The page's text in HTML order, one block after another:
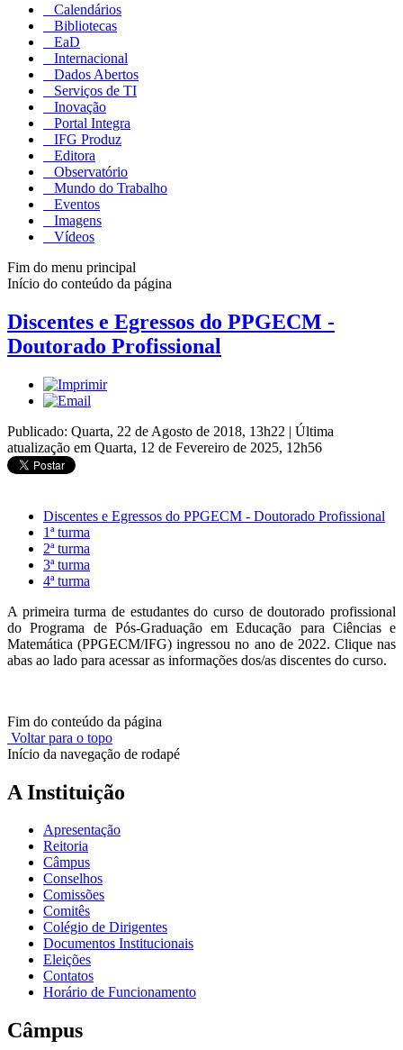
Calendários
Bibliotecas
EaD
Internacional
Dados Abertos
Serviços de TI
Inovação
Portal Integra
IFG Produz
Editora
Observatório
Mundo do Trabalho
Eventos
Imagens
Vídeos
Fim do menu principal
Início do conteúdo da página
Discentes e Egressos do PPGECM -
Doutorado Profissional
Publicado: Quarta, 22 de Agosto de 2018, 13h22 | Última
atualização em Quarta, 12 de Fevereiro de 2025, 12h56
Discentes e Egressos do PPGECM - Doutorado Profissional
1ª turma
2ª turma
3ª turma
4ª turma
A primeira turma de estudantes do curso de doutorado profissional
do Programa de Pós-Graduação em Educação para Ciências e
Matemática (PPGECM/IFG) ingressou no ano de 2022. Clique nas
abas ao lado para acessar as informações dos/as discentes do curso.
Fim do conteúdo da página
Voltar para o topo
Início da navegação de rodapé
A Instituição
Apresentação
Reitoria
Câmpus
Conselhos
Comissões
Comitês
Colégio de Dirigentes
Documentos Institucionais
Eleições
Contatos
Horário de Funcionamento
Câmpus